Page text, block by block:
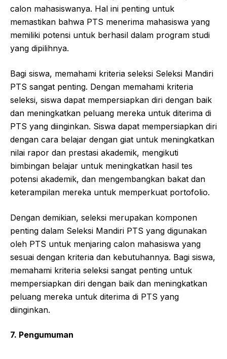
calon mahasiswanya. Hal ini penting untuk
memastikan bahwa PTS menerima mahasiswa yang
memiliki potensi untuk berhasil dalam program studi
yang dipilihnya.
Bagi siswa, memahami kriteria seleksi Seleksi Mandiri
PTS sangat penting. Dengan memahami kriteria
seleksi, siswa dapat mempersiapkan diri dengan baik
dan meningkatkan peluang mereka untuk diterima di
PTS yang diinginkan. Siswa dapat mempersiapkan diri
dengan cara belajar dengan giat untuk meningkatkan
nilai rapor dan prestasi akademik, mengikuti
bimbingan belajar untuk meningkatkan hasil tes
potensi akademik, dan mengembangkan bakat dan
keterampilan mereka untuk memperkuat portofolio.
Dengan demikian, seleksi merupakan komponen
penting dalam Seleksi Mandiri PTS yang digunakan
oleh PTS untuk menjaring calon mahasiswa yang
sesuai dengan kriteria dan kebutuhannya. Bagi siswa,
memahami kriteria seleksi sangat penting untuk
mempersiapkan diri dengan baik dan meningkatkan
peluang mereka untuk diterima di PTS yang
diinginkan.
7. Pengumuman